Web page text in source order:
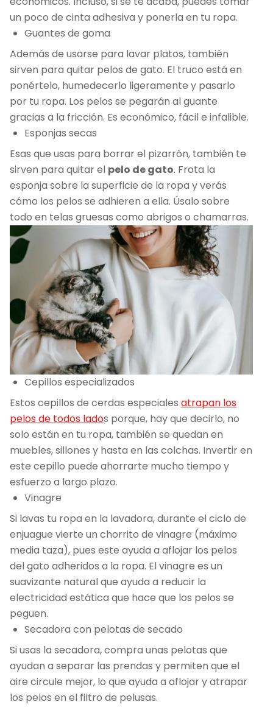
un poco de cinta adhesiva y ponerla en tu ropa.
Guantes de goma
Además de usarse para lavar platos, también
sirven para quitar pelos de gato. El truco está en
ponértelo, humedecerlo ligeramente y pasarlo
por tu ropa. Los pelos se pegarán al guante
gracias a la fricción. Es económico, fácil e infalible.
Esponjas secas
Esas que usas para borrar el pizarrón, también te
sirven para quitar el pelo de gato. Frota la
esponja sobre la superficie de la ropa y verás
cómo los pelos se adhieren a ella. Úsalo sobre
todo en telas gruesas como abrigos o chamarras.
Cepillos especializados
Estos cepillos de cerdas especiales atrapan los
pelos de todos lados porque, hay que decirlo, no
solo están en tu ropa, también se quedan en
muebles, sillones y hasta en las colchas. Invertir en
este cepillo puede ahorrarte mucho tiempo y
esfuerzo a largo plazo.
Vinagre
Si lavas tu ropa en la lavadora, durante el ciclo de
enjuague vierte un chorrito de vinagre (máximo
media taza), pues este ayuda a aflojar los pelos
del gato adheridos a la ropa. El vinagre es un
suavizante natural que ayuda a reducir la
electricidad estática que hace que los pelos se
peguen.
Secadora con pelotas de secado
Si usas la secadora, compra unas pelotas que
ayudan a separar las prendas y permiten que el
aire circule mejor, lo que ayuda a aflojar y atrapar
los pelos en el filtro de pelusas.